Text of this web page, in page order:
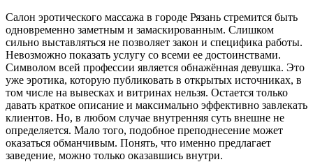
Салон эротического массажа в городе Рязань стремится быть
одновременно заметным и замаскированным. Слишком
сильно выставляться не позволяет закон и специфика работы.
Невозможно показать услугу со всеми ее достоинствами.
Символом всей профессии является обнажённая девушка. Это
уже эротика, которую публиковать в открытых источниках, в
том числе на вывесках и витринах нельзя. Остается только
давать краткое описание и максимально эффективно завлекать
клиентов. Но, в любом случае внутренняя суть внешне не
определяется. Мало того, подобное преподнесение может
оказаться обманчивым. Понять, что именно предлагает
заведение, можно только оказавшись внутри.